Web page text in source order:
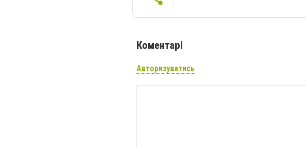
Коментарі
Авторизуватись